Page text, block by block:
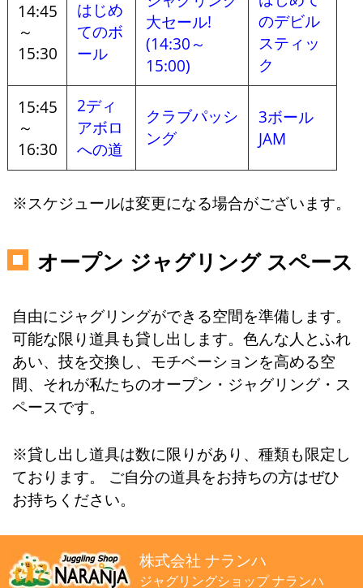
14:45
～
15:30
はじめ
てのボ
ール
大セール!
(14:30～
15:00)
のデビル
スティッ
ク
15:45
～
16:30
2ディ
アボロ
への道
クラブパッシ
ング
3ボール
JAM
※スケジュールは変更になる場合がございます。
オープン ジャグリング スペース
自由にジャグリングができる空間を準備します。
可能な限り道具も貸し出します。色んな人とふれ
あい、技を交換し、モチベーションを高める空
間、それが私たちのオープン・ジャグリング・ス
ペースです。
※貸し出し道具は数に限りがあり、種類も限定し
ております。 ご自分の道具をお持ちの方はぜひ
お持ちください。
株式会社 ナランハ
ジャグリングショップ ナランハ